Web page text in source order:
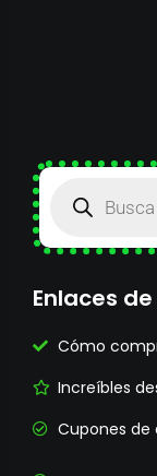
Enlaces
Cómo
Increíbles
Cupones de